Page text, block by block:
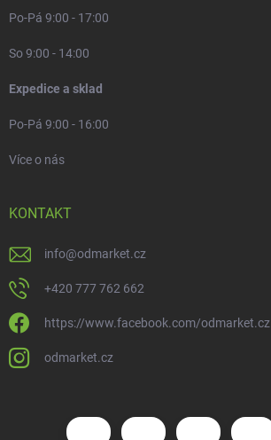
Po-Pá 9:00 - 17:00
So 9:00 - 14:00
Expedice a sklad
Po-Pá 9:00 - 16:00
Více o nás
KONTAKT
info@odmarket.cz
+420 777 762 662
https://www.facebook.com/odmarket.cz
odmarket.cz